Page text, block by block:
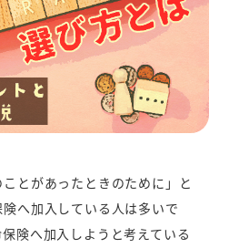
ことがあったときのために」と
へ加入している人は多いで
険へ加入しようと考えている